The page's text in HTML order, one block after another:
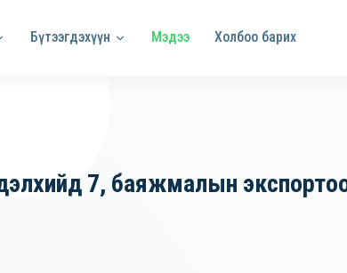
Бүтээгдэхүүн Мэдээ Холбоо барих
дэлхийд 7, баяжмалын